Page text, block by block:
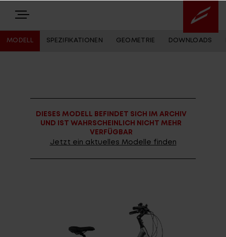
EQUIPMENT
MODELL SPEZIFIKATIONEN GEOMETRIE DOWNLOADS
DIESES MODELL BEFINDET SICH IM ARCHIV
UND IST WAHRSCHEINLICH NICHT MEHR
VERFÜGBAR
Jetzt ein aktuelles Modelle finden